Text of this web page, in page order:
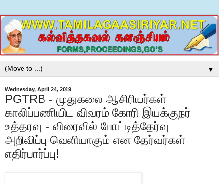
▼
Wednesday, April 24, 2019
PGTRB - முதுகலை ஆசிரியர்கள்
காலிப்பணியிட விவரம் கோரி இயக்குநர்
உத்தரவு - விரைவில் போட்டித்தேர்வு
அறிவிப்பு வெளியாகும் என தேர்வர்கள்
எதிர்பார்ப்பு!